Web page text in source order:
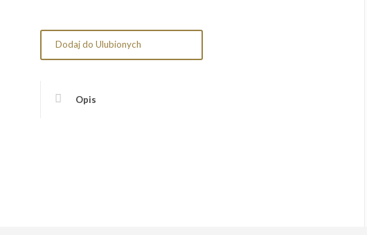
Dodaj do Ulubionych
Opis